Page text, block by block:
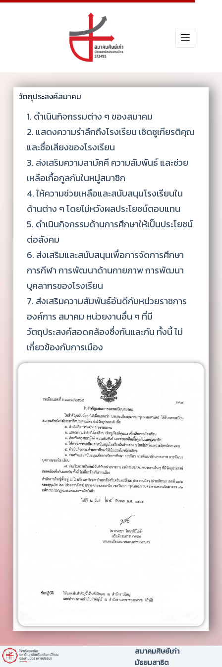
วัตถุประสงค์สมาคม
1. ดำเนินกิจกรรมต่าง ๆ ของสมาคม
2. แสดงความรำลึกถึงโรงเรียน เชิดชูเกียรติคุณ
และชื่อเสียงของโรงเรียน
3. ส่งเสริมความสามัคคี ความสัมพันธ์ และช่วย
เหลือเกื้อกูลกันในหมู่สมาชิก
4. ให้ความช่วยเหลือและสนับสนุนโรงเรียนใน
ด้านต่าง ๆ โดยไม่หวังผลประโยชน์ตอบแทน
5. ดำเนินกิจกรรมด้านการศึกษาให้เป็นประโยชน์
ต่อสังคม
6. ส่งเสริมและสนับสนุนเพื่อการจัดการศึกษา
การกีฬา การพัฒนาด้านกายภาพ การพัฒนา
บุคลากรของโรงเรียน
7. ส่งเสริมความสัมพันธ์อันดีกับหน่วยราชการ
องค์การ สมาคม หน่วยงานอื่น ๆ ที่มี
วัตถุประสงค์สอดคล้องซึ่งกันและกัน ทั้งนี้ ไม่
เกี่ยวข้องกับการเมือง
สมาคมศิษย์เก่า
มัธยมสาธิต